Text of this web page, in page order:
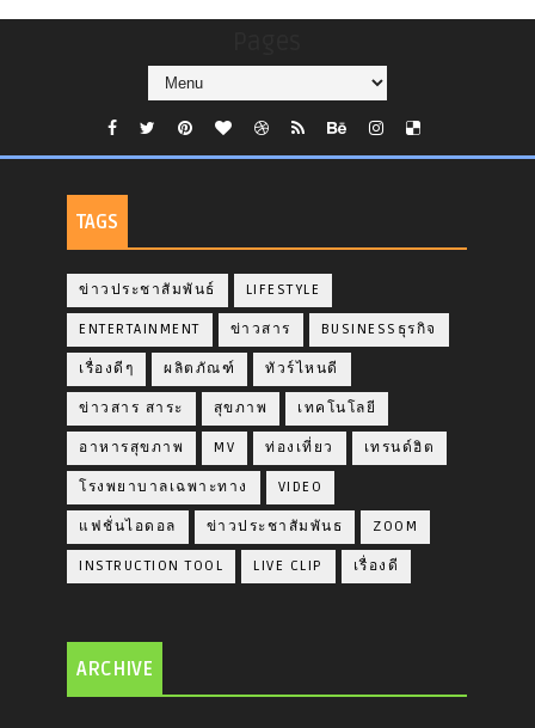
TAGS
ข่าวประชาสัมพันธ์ LIFESTYLE
ENTERTAINMENT ข่าวสาร BUSINESSธุรกิจ
เรื่องดีๆ ผลิตภัณฑ์ ทัวร์ไหนดี
ข่าวสาร สาระ สุขภาพ เทคโนโลยี
อาหารสุขภาพ MV ท่องเที่ยว เทรนด์ฮิต
โรงพยาบาลเฉพาะทาง VIDEO
แฟชั่นไอดอล ข่าวประชาสัมพันธ ZOOM
INSTRUCTION TOOL LIVE CLIP เรื่องดี
ARCHIVE